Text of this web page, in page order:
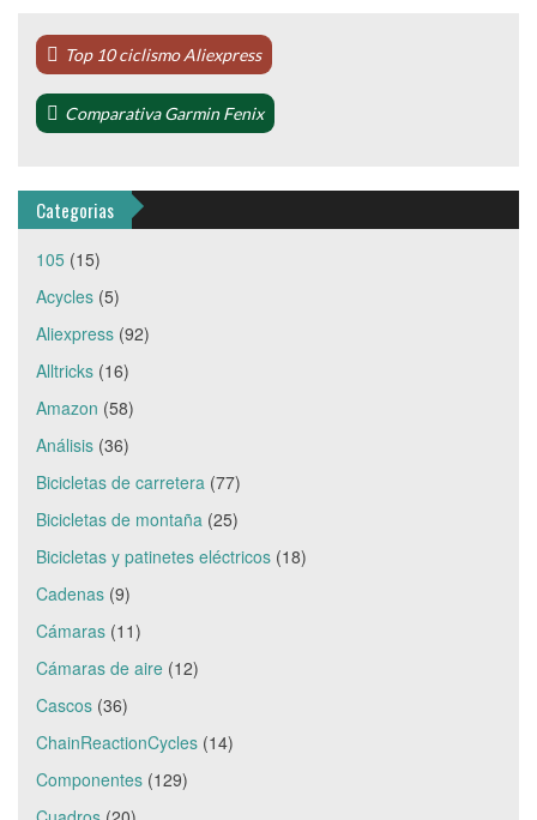
Top 10 ciclismo Aliexpress
Comparativa Garmin Fenix
Categorias
105 (15)
Acycles (5)
Aliexpress (92)
Alltricks (16)
Amazon (58)
Análisis (36)
Bicicletas de carretera (77)
Bicicletas de montaña (25)
Bicicletas y patinetes eléctricos (18)
Cadenas (9)
Cámaras (11)
Cámaras de aire (12)
Cascos (36)
ChainReactionCycles (14)
Componentes (129)